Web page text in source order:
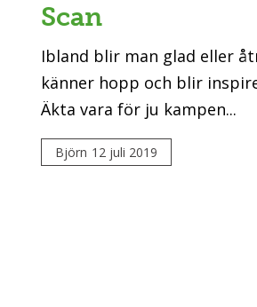
Scan
Ibland blir man glad eller
känner hopp och blir
Äkta vara för ju kampen...
Björn 12 juli 2019